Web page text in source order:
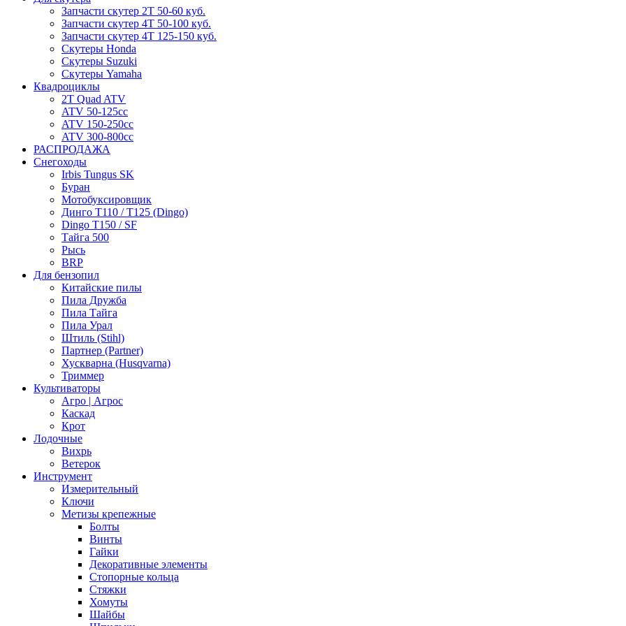
Запчасти скутер 2Т 50-60 куб.
Запчасти скутер 4Т 50-100 куб.
Запчасти скутер 4Т 125-150 куб.
Скутеры Honda
Скутеры Suzuki
Скутеры Yamaha
Квадроциклы
2T Quad ATV
ATV 50-125cc
ATV 150-250cc
ATV 300-800cc
РАСПРОДАЖА
Снегоходы
Irbis Tungus SK
Буран
Мотобуксировщик
Динго T110 / T125 (Dingo)
Dingo T150 / SF
Тайга 500
Рысь
BRP
Для бензопил
Китайские пилы
Пила Дружба
Пила Тайга
Пила Урал
Штиль (Stihl)
Партнер (Partner)
Хускварна (Husqvarna)
Триммер
Культиваторы
Агро | Агрос
Каскад
Крот
Лодочные
Вихрь
Ветерок
Инструмент
Измерительный
Ключи
Метизы крепежные
Болты
Винты
Гайки
Декоративные элементы
Стопорные кольца
Стяжки
Хомуты
Шайбы